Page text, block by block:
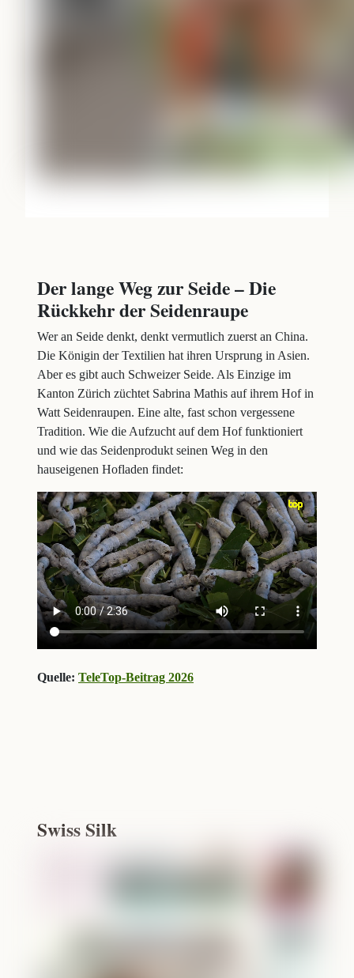
Der lange Weg zur Seide – Die
Rückkehr der Seidenraupe
Wer an Seide denkt, denkt vermutlich zuerst an China.
Die Königin der Textilien hat ihren Ursprung in Asien.
Aber es gibt auch Schweizer Seide. Als Einzige im
Kanton Zürich züchtet Sabrina Mathis auf ihrem Hof in
Watt Seidenraupen. Eine alte, fast schon vergessene
Tradition. Wie die Aufzucht auf dem Hof funktioniert
und wie das Seidenprodukt seinen Weg in den
hauseigenen Hofladen findet:
Quelle: TeleTop-Beitrag 2026
Swiss Silk